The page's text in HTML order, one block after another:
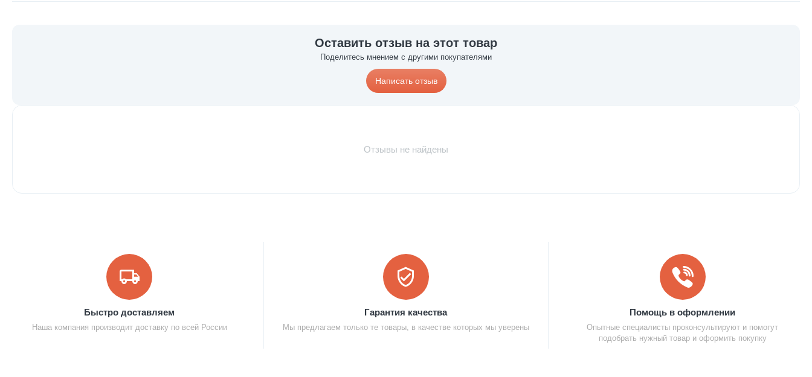
Оставить отзыв на этот товар
Поделитесь мнением с другими покупателями
Написать отзыв
Отзывы не найдены
Быстро доставляем
Наша компания производит доставку по всей России
Гарантия качества
Мы предлагаем только те товары, в качестве которых мы уверены
Помощь в оформлении
Опытные специалисты проконсультируют и помогут
подобрать нужный товар и оформить покупку